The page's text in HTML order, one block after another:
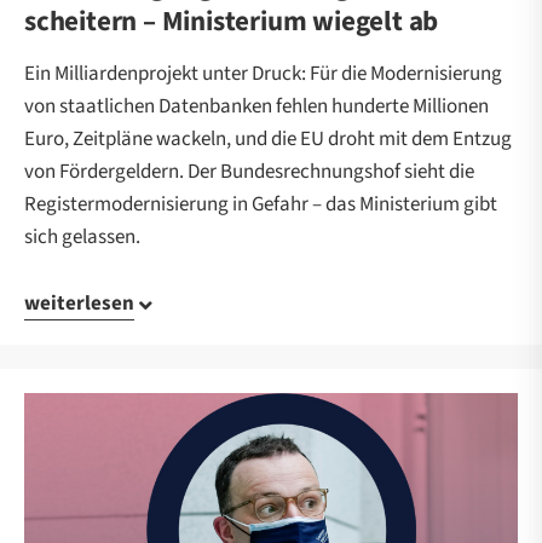
scheitern – Ministerium wiegelt ab
Ein Milliardenprojekt unter Druck: Für die Modernisierung
von staatlichen Datenbanken fehlen hunderte Millionen
Euro, Zeitpläne wackeln, und die EU droht mit dem Entzug
von Fördergeldern. Der Bundesrechnungshof sieht die
Registermodernisierung in Gefahr – das Ministerium gibt
sich gelassen.
weiterlesen